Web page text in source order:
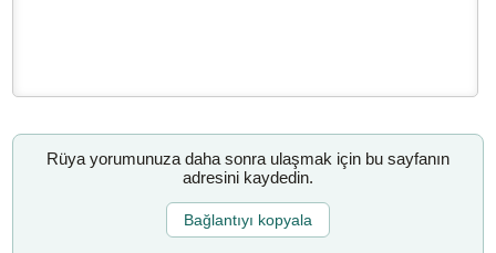
Rüya yorumunuza daha sonra ulaşmak için bu sayfanın
adresini kaydedin.
Bağlantıyı kopyala